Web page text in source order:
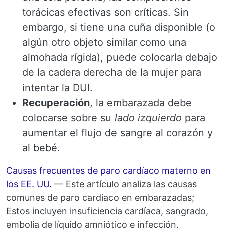
torácicas efectivas son críticas. Sin
embargo, si tiene una cuña disponible (o
algún otro objeto similar como una
almohada rígida), puede colocarla debajo
de la cadera derecha de la mujer para
intentar la DUI.
Recuperación, la embarazada debe
colocarse sobre su lado izquierdo para
aumentar el flujo de sangre al corazón y
al bebé.
Causas frecuentes de paro cardíaco materno en
los EE. UU. — Este artículo analiza las causas
comunes de paro cardíaco en embarazadas;
Estos incluyen insuficiencia cardíaca, sangrado,
embolia de líquido amniótico e infección.